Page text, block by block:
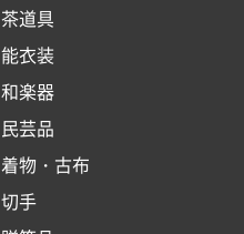
茶道具
能衣装
和楽器
民芸品
着物・古布
切手